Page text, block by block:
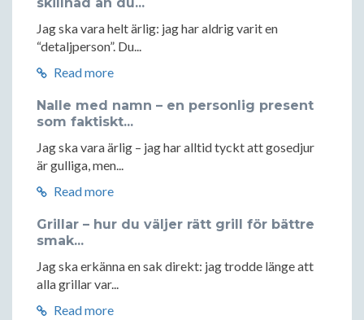
Jag ska vara helt ärlig: jag har aldrig varit en
“detaljperson”. Du...
Read more
Nalle med namn – en personlig present
som faktiskt...
Jag ska vara ärlig – jag har alltid tyckt att gosedjur
är gulliga, men...
Read more
Grillar – hur du väljer rätt grill för bättre
smak...
Jag ska erkänna en sak direkt: jag trodde länge att
alla grillar var...
Read more